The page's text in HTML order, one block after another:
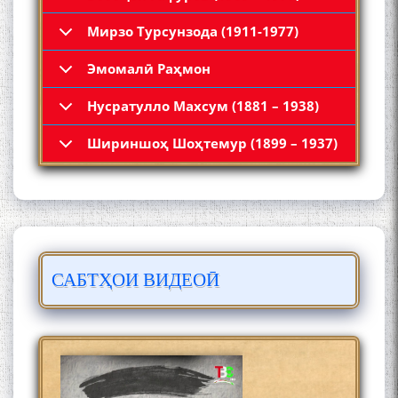
Мирзо Турсунзода (1911-1977)
Эмомалӣ Раҳмон
Нусратулло Махсум (1881 – 1938)
Шириншоҳ Шоҳтемур (1899 – 1937)
САБТҲОИ ВИДЕОӢ
Қадамҷо: Муҳаммадҷон
Раҳимӣ
ЛОҲУТӢ - ФИЛМИ
МУСТАНАД